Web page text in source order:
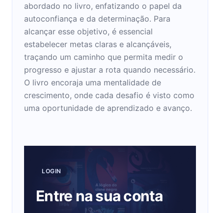
abordado no livro, enfatizando o papel da
autoconfiança e da determinação. Para
alcançar esse objetivo, é essencial
estabelecer metas claras e alcançáveis,
traçando um caminho que permita medir o
progresso e ajustar a rota quando necessário.
O livro encoraja uma mentalidade de
crescimento, onde cada desafio é visto como
uma oportunidade de aprendizado e avanço.
LOGIN
Entre na sua conta